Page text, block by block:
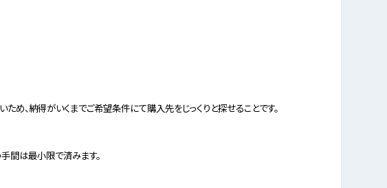
、納得がいくまでご希望条件にて購入先をじっくりと探せることです。
間は最小限で済みます。